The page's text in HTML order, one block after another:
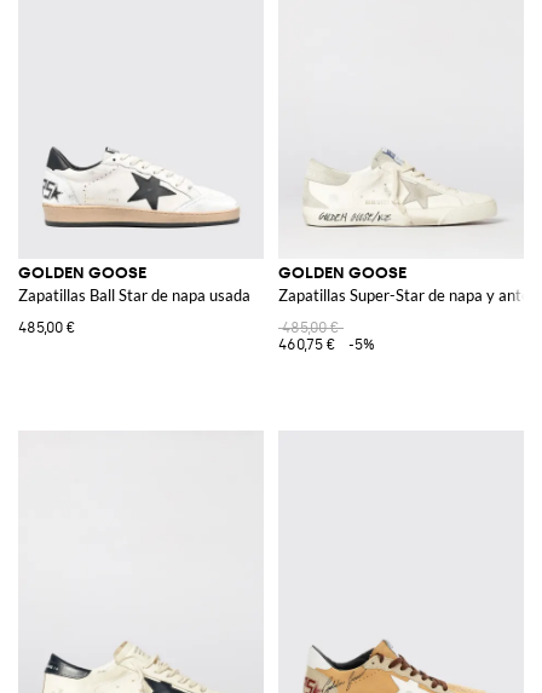
GOLDEN GOOSE
Zapatillas Ball Star de napa usada
485,00 €
GOLDEN GOOSE
Zapatillas Super-Star de napa y ante
485,00 €
460,75 €
-5%